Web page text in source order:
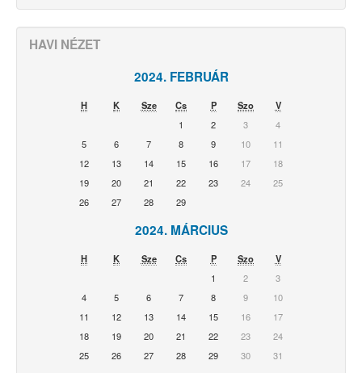
HAVI NÉZET
2024. FEBRUÁR
H K Sze Cs P Szo
V
1
2 3
4
5
6 7 8 9 10
11
12
13 14 15 16 17
18
19
20 21 22 23 24
25
26
27 28 29
2024. MÁRCIUS
H K Sze Cs P Szo
V
1
2
3
4
5 6 7 8 9
10
11
12 13 14 15 16
17
18
19 20 21 22 23
24
25
26 27 28 29 30 31